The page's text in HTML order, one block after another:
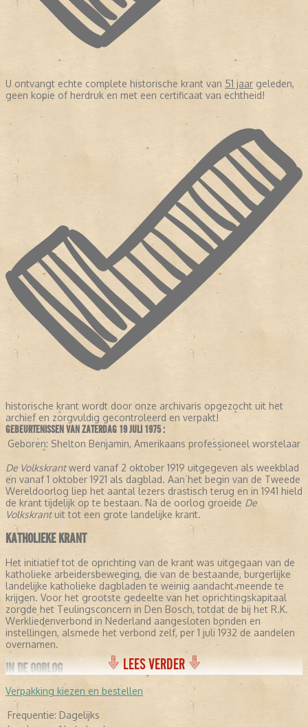
U ontvangt echte complete historische krant van 51 jaar geleden,
geen kopie of herdruk en met een certificaat van echtheid!
historische krant wordt door onze archivaris opgezocht uit het
archief en zorgvuldig gecontroleerd en verpakt!
GEBEURTENISSEN VAN ZATERDAG 19 JULI 1975 :
Geboren: Shelton Benjamin, Amerikaans professioneel worstelaar
De Volkskrantwerd vanaf 2 oktober 1919 uitgegeven als weekblad
en vanaf 1 oktober 1921 als dagblad. Aan het begin van de Tweede
Wereldoorlog liep het aantal lezers drastisch terug en in 1941 hield
de krant tijdelijk op te bestaan. Na de oorlog groeide De
Volkskrantuit tot een grote landelijke krant.
KATHOLIEKE KRANT
Het initiatief tot de oprichting van de krant was uitgegaan van de
katholieke arbeidersbeweging, die van de bestaande, burgerlijke
landelijke katholieke dagbladen te weinig aandacht meende te
krijgen. Voor het grootste gedeelte van het oprichtingskapitaal
zorgde het Teulingsconcern in Den Bosch, totdat de bij het R.K.
Werkliedenverbond in Nederland aangesloten bonden en
instellingen, alsmede het verbond zelf, per 1 juli 1932 de aandelen
overnamen.
IN DE OORLOG
Met ingang van 1935 werdDe Volkskrant
4 oktober 1941 verscheen het voorlopig laatste nummer, nadat het
dagblad in de maanden daarvoor in NSB-handen was geraakt. Op
LEES VERDER
Verpakking kiezen en bestellen
Frequentie: Dagelijks